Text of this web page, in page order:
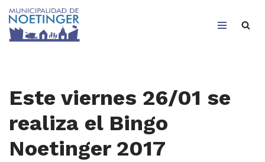
Saltar
Este viernes 26/01 se
realiza el Bingo
Noetinger 2017